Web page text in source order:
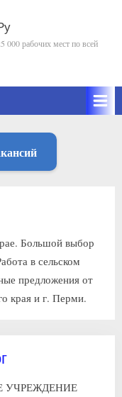
000 рабочих мест по всей
Большой выбор
в сельском
предложения от
края и г. Перми.
УЧРЕЖДЕНИЕ